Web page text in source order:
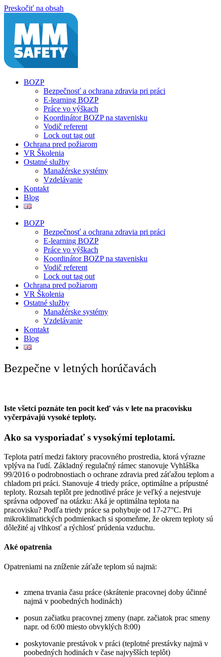
Preskočiť na obsah
BOZP
Bezpečnosť a ochrana zdravia pri práci
E-learning BOZP
Práce vo výškach
Koordinátor BOZP na stavenisku
Vodič referent
Lock out tag out
Ochrana pred požiarom
VR Školenia
Ostatné služby
Manažérske systémy
Vzdelávanie
Kontakt
Blog
BOZP
Bezpečnosť a ochrana zdravia pri práci
E-learning BOZP
Práce vo výškach
Koordinátor BOZP na stavenisku
Vodič referent
Lock out tag out
Ochrana pred požiarom
VR Školenia
Ostatné služby
Manažérske systémy
Vzdelávanie
Kontakt
Blog
Bezpečne v letných horúčavách
Iste všetci poznáte ten pocit keď vás v lete na pracovisku
vyčerpávajú vysoké teploty.
Ako sa vysporiadať s vysokými teplotami.
Teplota patrí medzi faktory pracovného prostredia, ktorá výrazne
vplýva na ľudí. Základný regulačný rámec stanovuje Vyhláška
99/2016 o podrobnostiach o ochrane zdravia pred záťažou teplom a
chladom pri práci. Stanovuje 4 triedy práce, optimálne a prípustné
teploty. Rozsah teplôt pre jednotlivé práce je veľký a nejestvuje
správna odpoveď na otázku: Aká je optimálna teplota na
pracovisku? Podľa triedy práce sa pohybuje od 17-27°C. Pri
mikroklimatických podmienkach si spomeňme, že okrem teploty sú
dôležité aj vlhkosť a rýchlosť prúdenia vzduchu.
Aké opatrenia
Opatreniami na zníženie záťaže teplom sú najmä:
zmena trvania času práce (skrátenie pracovnej doby účinné
najmä v poobedných hodinách)
posun začiatku pracovnej zmeny (napr. začiatok prac smeny
napr. od 6:00 miesto obvyklých 8:00)
poskytovanie prestávok v práci (teplotné prestávky najmä v
poobedných hodinách v čase najvyšších teplôt)